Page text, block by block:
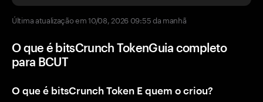
Última atualização em 10/08, 2026 09:55 da manhã
O que é bitsCrunch TokenGuia completo
para BCUT
O que é bitsCrunch Token E quem o criou?